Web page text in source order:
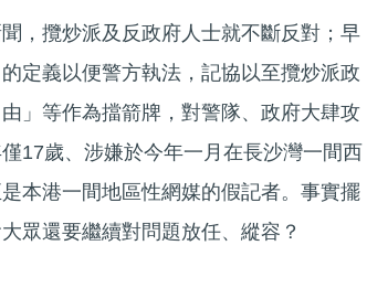
，攬炒派及反政府人士就不斷反對；早
定義以便警方執法，記協以至攬炒派政
」等作為擋箭牌，對警隊、政府大肆攻
17歲、涉嫌於今年一月在長沙灣一間西
本港一間地區性網媒的假記者。事實擺
眾還要繼續對問題放任、縱容？